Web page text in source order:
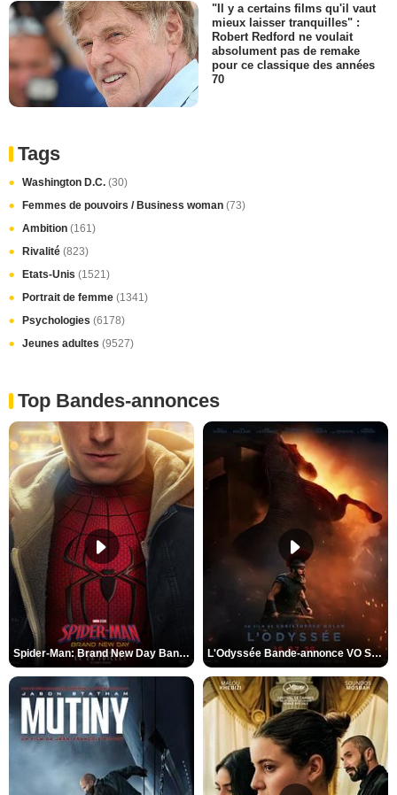
"Il y a certains films qu'il vaut
mieux laisser tranquilles" :
Robert Redford ne voulait
absolument pas de remake
pour ce classique des années
70
Tags
Washington D.C. (30)
Femmes de pouvoirs / Business woman (73)
Ambition (161)
Rivalité (823)
Etats-Unis (1521)
Portrait de femme (1341)
Psychologies (6178)
Jeunes adultes (9527)
Top Bandes-annonces
Spider-Man: Brand New Day Bande-annonce VO STFR L'Odyssée Bande-annonce VO STFR